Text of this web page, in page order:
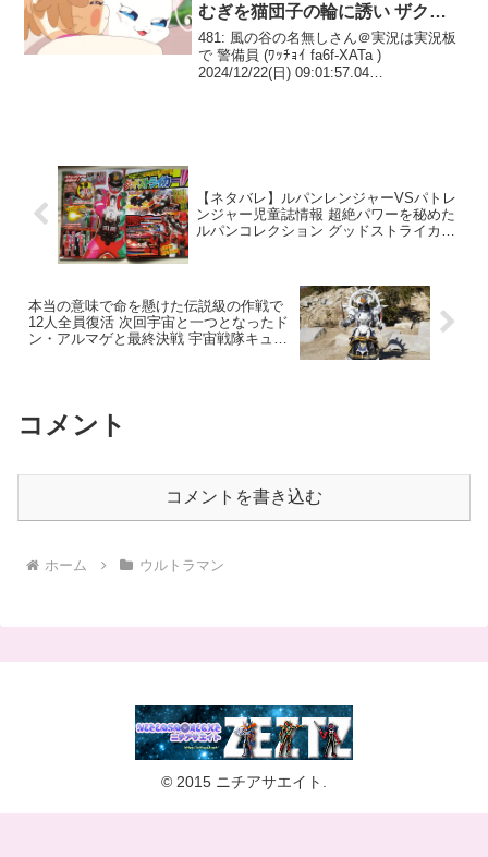
むぎを猫団子の輪に誘い ザクロ
に思いやり声をかけるなど 彼女
の成長の集大成回 わんだふるぷ
りきゅあ！ 第46話 感想まとめ
481: 風の谷の名無しさん＠実況は実況板
で 警備員 (ﾜｯﾁｮｲ fa6f-XATa )
2024/12/22(日) 09:01:57.04
【ネタバレ】ルパンレンジャーVSパトレ
ンジャー児童誌情報 超絶パワーを秘めた
ルパンコレクション グッドストライカー
本当の意味で命を懸けた伝説級の作戦で
12人全員復活 次回宇宙と一つとなったド
ン・アルマゲと最終決戦 宇宙戦隊キュウ
コメント
コメントを書き込む
ホーム ウルトラマン
© 2015 ニチアサエイト.